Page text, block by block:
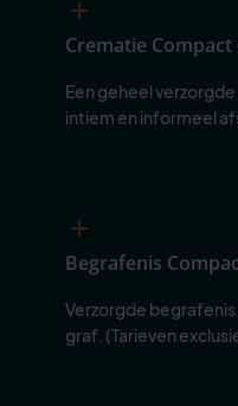
Crematie Compact
Een geheel
intiem en informeel
Begrafenis
Verzorgde
graf. (Tarieven